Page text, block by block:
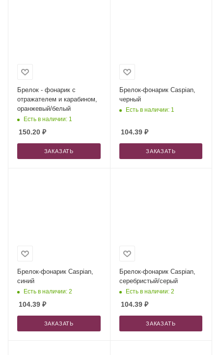
Брелок - фонарик с
отражателем и карабином,
оранжевый/белый
Есть в наличии: 1
150.20 ₽
ЗАКАЗАТЬ
Брелок-фонарик Caspian,
черный
Есть в наличии: 1
104.39₽
ЗАКАЗАТЬ
Брелок-фонарик Caspian,
синий
Есть в наличии: 2
104.39 ₽
ЗАКАЗАТЬ
Брелок-фонарик Caspian,
серебристый/серый
Есть в наличии: 2
104.39₽
ЗАКАЗАТЬ